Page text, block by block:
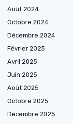
Août 2024
Octobre 2024
Décembre 2024
Février 2025
Avril 2025
Juin 2025
Août 2025
Octobre 2025
Décembre 2025